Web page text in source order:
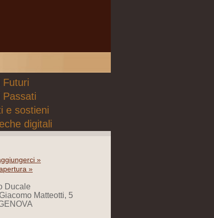
Futuri
Passati
e sostieni
digitali
»
»
Ducale
Matteotti, 5